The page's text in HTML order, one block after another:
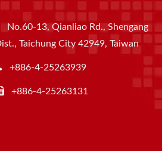
No.60-13, Qianliao Rd., Shengang
Taichung City 42949, Taiwan
+886-4-25263939
+886-4-25263131